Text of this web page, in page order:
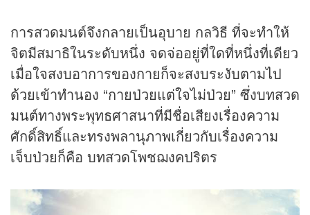
การสวดมนต์จึงกลายเป็นอุบาย กลวิธี ที่จะทำให้
จิตมีสมาธิในระดับหนึ่ง จดจ่ออยู่ที่ใดที่หนึ่งที่เดียว
เมื่อใจสงบอาการของกายก็จะสงบระงับตามไป
ด้วยเข้าทำนอง “กายป่วยแต่ใจไม่ป่วย” ซึ่งบทสวด
มนต์ทางพระพุทธศาสนาที่มีชื่อเสียงเรื่องความ
ศักดิ์สิทธิ์และทรงพลานุภาพเกี่ยวกับเรื่องความ
เจ็บป่วยก็คือ บทสวดโพชฌงคปริตร